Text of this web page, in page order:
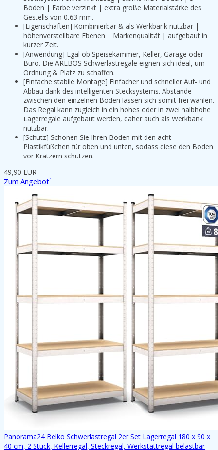
Böden | Farbe verzinkt | extra große Materialstärke des
Gestells von 0,63 mm.
[Eigenschaften] Kombinierbar & als Werkbank nutzbar |
höhenverstellbare Ebenen | Markenqualität | aufgebaut in
kurzer Zeit.
[Anwendung] Egal ob Speisekammer, Keller, Garage oder
Büro. Die AREBOS Schwerlastregale eignen sich ideal, um
Ordnung & Platz zu schaffen.
[Einfache stabile Montage] Einfacher und schneller Auf- und
Abbau dank des intelligenten Stecksystems. Abstände
zwischen den einzelnen Böden lassen sich somit frei wählen.
Das Regal kann zugleich in ein hohes oder in zwei halbhohe
Lagerregale aufgebaut werden, daher auch als Werkbank
nutzbar.
[Schutz] Schonen Sie Ihren Boden mit den acht
Plastikfüßchen für oben und unten, sodass diese den Boden
vor Kratzern schützen.
49,90 EUR
Zum Angebot¹
Panorama24 Belko Schwerlastregal 2er Set Lagerregal 180 x 90 x
40 cm, 2 Stück, Kellerregal, Steckregal, Werkstattregal belastbar